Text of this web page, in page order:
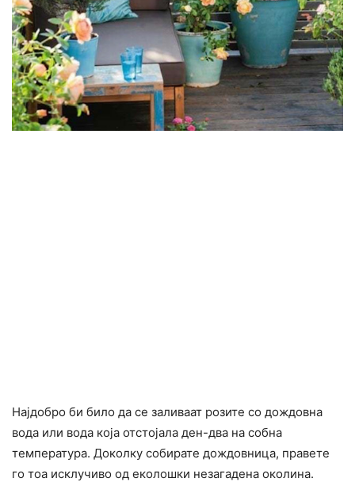
Најдобро би било да се заливаат розите со дождовна
вода или вода која отстојала ден-два на собна
температура. Доколку собирате дождовница, правете
го тоа исклучиво од еколошки незагадена околина.